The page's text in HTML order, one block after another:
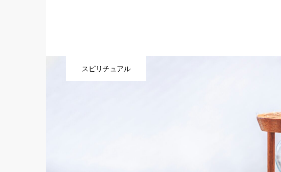
スピリチュアル